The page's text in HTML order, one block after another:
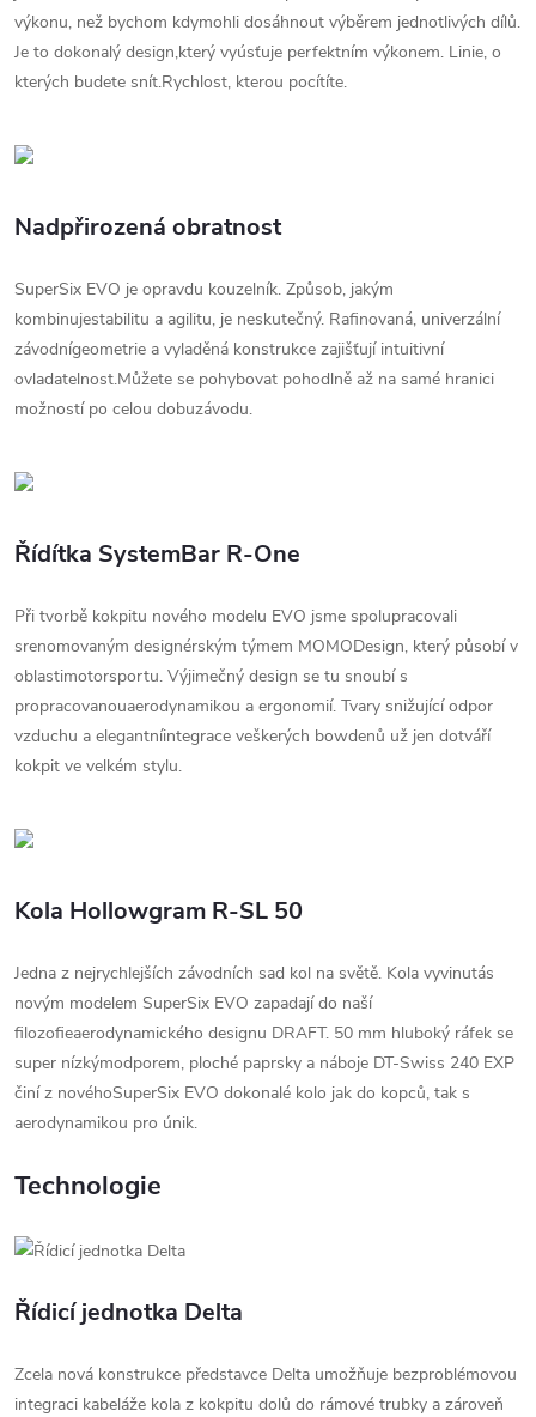
výkonu, než bychom kdymohli dosáhnout výběrem jednotlivých dílů.
Je to dokonalý design,který vyúsťuje perfektním výkonem. Linie, o
kterých budete snít.Rychlost, kterou pocítíte.
Nadpřirozená obratnost
SuperSix EVO je opravdu kouzelník. Způsob, jakým
kombinujestabilitu a agilitu, je neskutečný. Rafinovaná, univerzální
závodnígeometrie a vyladěná konstrukce zajišťují intuitivní
ovladatelnost.Můžete se pohybovat pohodlně až na samé hranici
možností po celou dobuzávodu.
Řídítka SystemBar R-One
Při tvorbě kokpitu nového modelu EVO jsme spolupracovali
srenomovaným designérským týmem MOMODesign, který působí v
oblastimotorsportu. Výjimečný design se tu snoubí s
propracovanouaerodynamikou a ergonomií. Tvary snižující odpor
vzduchu a elegantníintegrace veškerých bowdenů už jen dotváří
kokpit ve velkém stylu.
Kola Hollowgram R-SL 50
Jedna z nejrychlejších závodních sad kol na světě. Kola vyvinutás
novým modelem SuperSix EVO zapadají do naší
filozofieaerodynamického designu DRAFT. 50 mm hluboký ráfek se
super nízkýmodporem, ploché paprsky a náboje DT-Swiss 240 EXP
činí z novéhoSuperSix EVO dokonalé kolo jak do kopců, tak s
aerodynamikou pro únik.
Technologie
Řídicí jednotka Delta
Zcela nová konstrukce představce Delta umožňuje bezproblémovou
integraci kabeláže kola z kokpitu dolů do rámové trubky a zároveň